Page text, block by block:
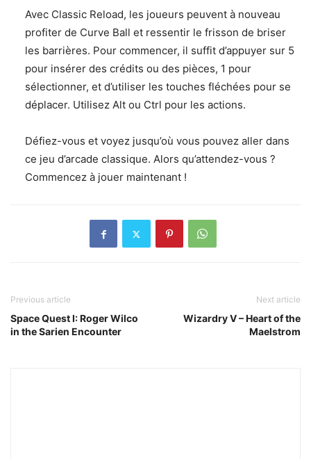
Avec Classic Reload, les joueurs peuvent à nouveau
profiter de Curve Ball et ressentir le frisson de briser
les barrières. Pour commencer, il suffit d’appuyer sur 5
pour insérer des crédits ou des pièces, 1 pour
sélectionner, et d’utiliser les touches fléchées pour se
déplacer. Utilisez Alt ou Ctrl pour les actions.
Défiez-vous et voyez jusqu’où vous pouvez aller dans
ce jeu d’arcade classique. Alors qu’attendez-vous ?
Commencez à jouer maintenant !
Previous article
Space Quest I: Roger Wilco
in the Sarien Encounter
Next article
Wizardry V – Heart of the
Maelstrom